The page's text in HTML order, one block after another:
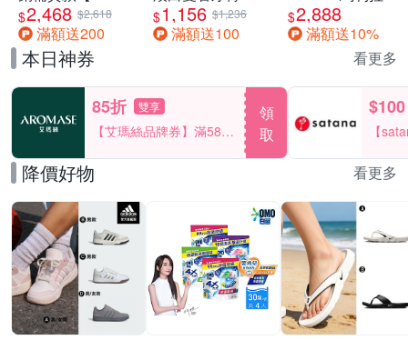
Balance】復古運
動鞋_中性_白銀
_MR530SG-D楦
$2,468 $2,618
滿額送200
100gx2+全亮白深
導藍光牙刷x2
$1,156 $1,236
滿額送100
水壺藍
3.5L+MXPRO12
入去水垢濾芯(共
$2,888
滿額送10%
本日神券 看更多
85折 雙享
【艾瑪絲品牌券】滿580
享85折！
領
取
$100
【
一件
降價好物 看更多